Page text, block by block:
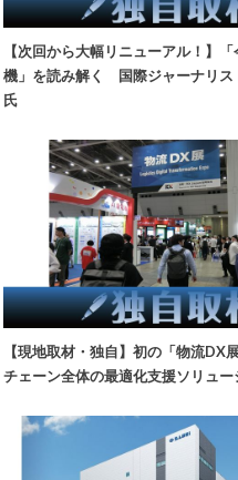
【次回から大幅リニューアル！】
機」を読み解く 国際ジャーナリス
氏
【現地取材・独自】初の「物流DX
チェーン全体の最適化支援ソリュー